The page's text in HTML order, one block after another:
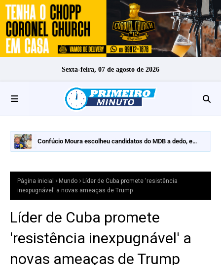
Sexta-feira, 07 de agosto de 2026
Confúcio Moura escolheu candidatos do MDB a dedo, e
Página inicial Mundo
Líder de Cuba promete 'resistência
inexpugnável' a novas ameaças de Trump
Líder de Cuba promete
'resistência inexpugnável' a
novas ameaças de Trump